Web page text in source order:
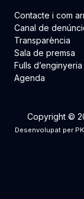
Contacte i com
Canal de
Transparència
Sala de premsa
Fulls d’enginyeria
Agenda
Copyright ©
Desenvolupat per